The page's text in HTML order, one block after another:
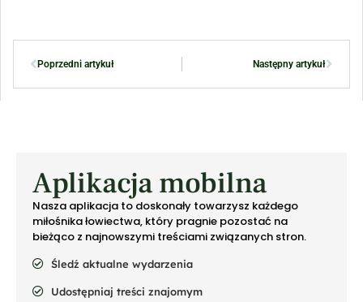
Poprzedni artykuł Następny artykuł
Aplikacja mobilna
Nasza aplikacja to doskonały towarzysz każdego
miłośnika łowiectwa, który pragnie pozostać na
bieżąco z najnowszymi treściami związanych stron.
Śledź aktualne wydarzenia
Udostępniaj treści znajomym